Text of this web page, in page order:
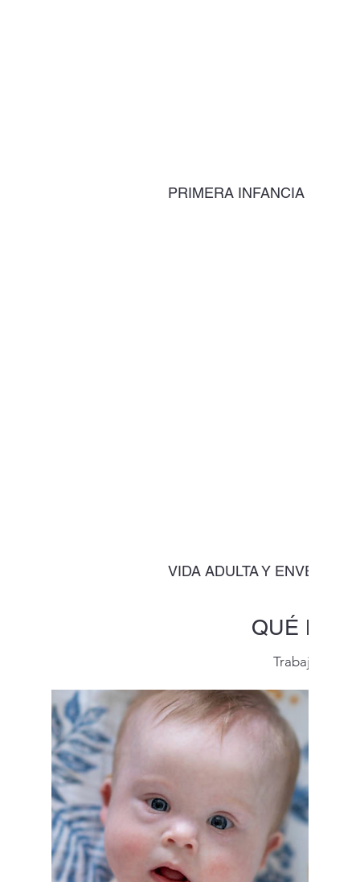
PRIMERA INFANCIA
VIDA ADULTA Y
QUÉ
Trabajo